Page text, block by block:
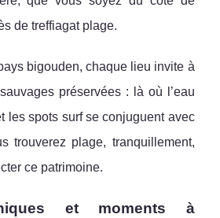
de treffiagat plage.
bigouden, chaque lieu invite à
préservées : là où l’eau
les spots surf se conjuguent avec
trouverez plage, tranquillement,
ce patrimoine.
et moments à